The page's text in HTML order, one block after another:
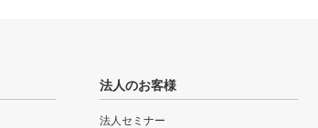
法人のお客様
法人セミナー